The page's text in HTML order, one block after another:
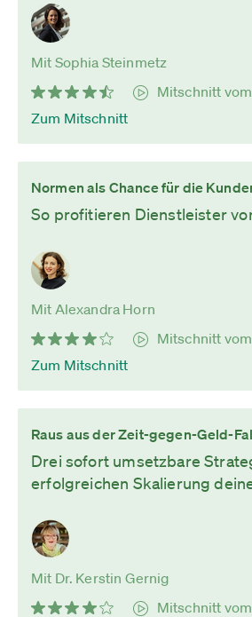
Mit Sophia Steinmetz
Mitschnitt
Zum Mitschnitt
Normen als Chance für die
So profitieren Dienstleister
Mit Alexandra Horn
Mitschnitt
Zum Mitschnitt
Raus aus der Zeit-gegen-Geld-
Drei sofort umsetzbare
erfolgreichen Skalierung
Mit Dr. Kerstin Gernig
Mitschnitt